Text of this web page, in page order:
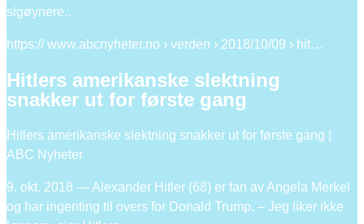
sigøynere..
https:// www.abcnyheter.no › verden › 2018/10/09 › hit…
Hitlers amerikanske slektning
snakker ut for første gang
Hitlers amerikanske slektning snakker ut for første gang |
ABC Nyheter
9. okt. 2018 — Alexander Hitler (68) er fan av Angela Merkel
og har ingenting til overs for Donald Trump. – Jeg liker ikke